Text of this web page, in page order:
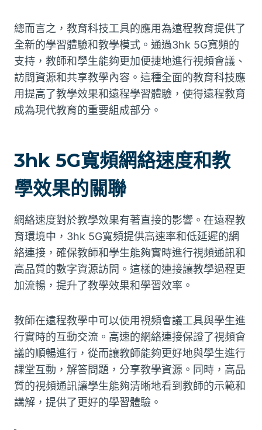
總而言之，教育科技工具的應用為遠程教育提供了
全新的學習體驗和教學模式。通過3hk 5G寬頻的
支持，教師和學生能夠更加便捷地進行視頻會議、
訪問資源和共享教學內容。這種全面的教育科技應
用提高了教學效果和遠程學習體驗，使得遠程教育
成為現代教育的重要組成部分。
3hk 5G寬頻網絡速度和教
學效果的關聯
網絡速度對於教學效果有著直接的影響。在遠程教
育環境中，3hk 5G寬頻提供高速率和低延遲的網
絡連接，確保教師和學生能夠實時進行視頻通訊和
高品質的數字資源訪問。這樣的連接讓教學過程更
加流暢，提升了教學效果和學習效率。
教師在遠程教學中可以使用視頻會議工具與學生進
行實時的互動交流。高速的網絡連接保證了視頻會
議的順暢進行，從而讓教師能夠更好地與學生進行
課堂互動，解答問題，分享教學資源。同時，高品
質的視頻通訊讓學生能夠清晰地看到教師的示範和
講解，提供了更好的學習體驗。